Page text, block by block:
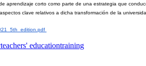
corto como parte de una estrategia que
clave relativos a dicha transformación de la
teachers' educationtraining